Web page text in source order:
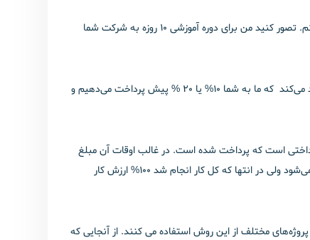
طبیعت بسیاری از کارها و یا ارزش اجرای خیلی از کارها براساس گذر زمان نیست. به عنوان مثال ساده مثال آموزش رو می‌زنم. تصور کنید من برای دوره آموزشی 10 روزه به شرکت شما
شما به ازای هر روز آموزش که انجام می‌شود در انتهای هر روز به من اجرت پرداخت می‌کنید؟ خیر. در اغلب اوقات مسئول آموزش شما اینگونه برخورد می‌کند که ما به شما 10% یا 20 % پیش پرداخت می‌دهیم و
است که پرداخت شده است. در غالب اوقات آن مبلغ
اولیه برای شروع کار هم پرداخت نمی‌شود یعنی برخورد ما برخورد 0-100 می‌باشد یعنی پس از شروع کار و در طی کار هیچ ارزشی محاسبه و پرداخت نمی‌شود ولی در انتها که کل کار انجام شد 100% ارزش کار
مختلف از این روش استفاده می کنند. از آنجایی که